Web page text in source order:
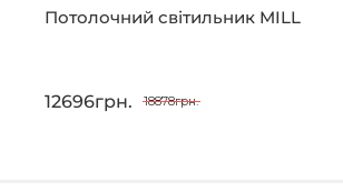
Потолочний світильник MILL
12696грн. 18878грн.